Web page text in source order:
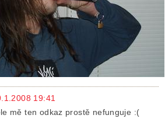
19:41
mě ten odkaz prostě nefunguje :(